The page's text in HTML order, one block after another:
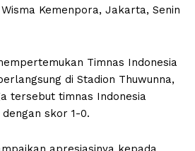
Kemenpora, Jakarta, Senin
Timnas Indonesia
di Stadion Thuwunna,
tersebut timnas Indonesia
skor 1-0.